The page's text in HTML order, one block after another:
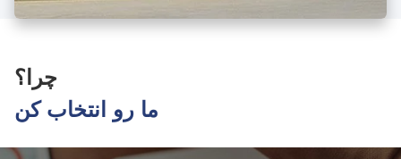
چرا؟
ما رو انتخاب کن